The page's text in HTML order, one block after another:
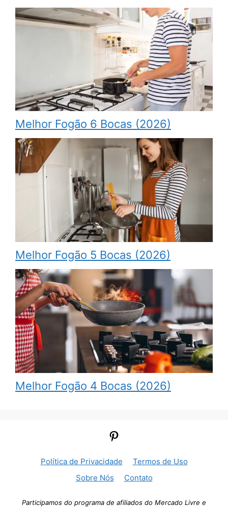
Melhor Fogão 6 Bocas (2026)
Melhor Fogão 5 Bocas (2026)
Melhor Fogão 4 Bocas (2026)
Pinterest
Política de Privacidade
Termos de Uso
Sobre Nós
Contato
Participamos do programa de afiliados do Mercado Livre e